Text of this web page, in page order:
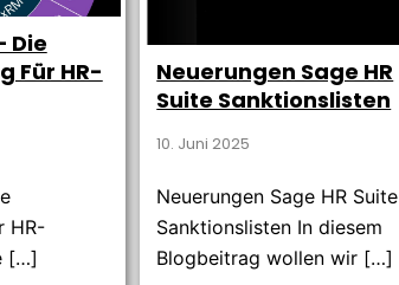
Die
Für HR-
HR-
[…]
Neuerungen Sage HR
Suite Sanktionslisten
10. Juni 2025
Neuerungen Sage HR Suite
Sanktionslisten In diesem
Blogbeitrag wollen wir […]